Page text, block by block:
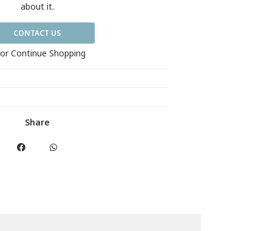
about it.
CONTACT US
Continue Shopping
Share